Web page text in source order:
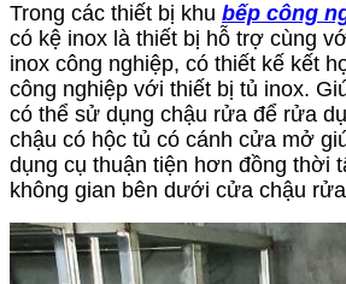
Trong các thiết bị khu bếp công
có kệ inox là thiết bị hỗ trợ cùng
inox công nghiệp, có thiết kế kết
công nghiệp với thiết bị tủ inox.
có thể sử dụng chậu rửa để rửa
chậu có hộc tủ có cánh cửa mở
dụng cụ thuận tiện hơn đồng thời
không gian bên dưới cửa chậu